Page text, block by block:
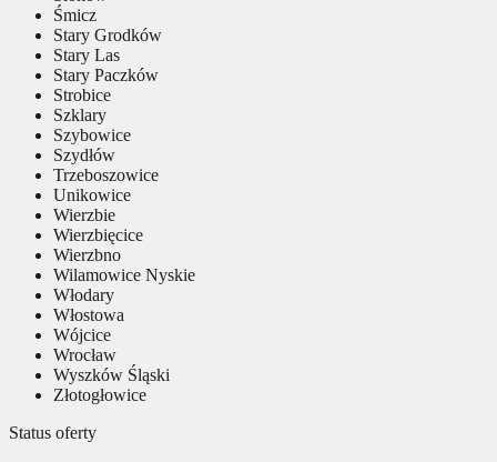
Śmicz
Stary Grodków
Stary Las
Stary Paczków
Strobice
Szklary
Szybowice
Szydłów
Trzeboszowice
Unikowice
Wierzbie
Wierzbięcice
Wierzbno
Wilamowice Nyskie
Włodary
Włostowa
Wójcice
Wrocław
Wyszków Śląski
Złotogłowice
Status oferty